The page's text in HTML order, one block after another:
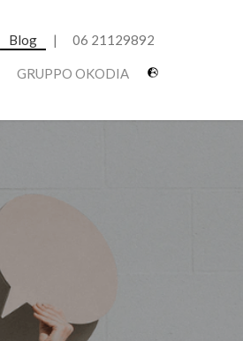
Blog 06 21129892
GRUPPO OKODIA